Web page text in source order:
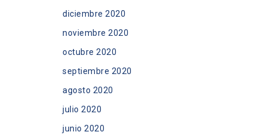
diciembre 2020
noviembre 2020
octubre 2020
septiembre 2020
agosto 2020
julio 2020
junio 2020